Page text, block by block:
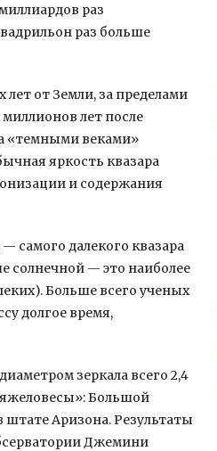
раз
раз больше
лет от Земли, за пределами
лет после
«темными веками»
яркость квазара
и содержания
— самого далекого квазара
солнечной — это наиболее
Больше всего ученых
долгое время,
зеркала всего 2,4
Большой
Аризона. Результаты
Джемини